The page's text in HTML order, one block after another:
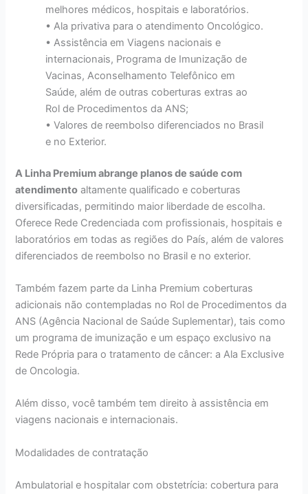
melhores médicos, hospitais e laboratórios.
• Ala privativa para o atendimento Oncológico.
• Assistência em Viagens nacionais e
internacionais, Programa de Imunização de
Vacinas, Aconselhamento Telefônico em
Saúde, além de outras coberturas extras ao
Rol de Procedimentos da ANS;
• Valores de reembolso diferenciados no Brasil
e no Exterior.
A Linha Premium abrange planos de saúde com
atendimento altamente qualificado e coberturas
diversificadas, permitindo maior liberdade de escolha.
Oferece Rede Credenciada com profissionais, hospitais e
laboratórios em todas as regiões do País, além de valores
diferenciados de reembolso no Brasil e no exterior.
Também fazem parte da Linha Premium coberturas
adicionais não contempladas no Rol de Procedimentos da
ANS (Agência Nacional de Saúde Suplementar), tais como
um programa de imunização e um espaço exclusivo na
Rede Própria para o tratamento de câncer: a Ala Exclusive
de Oncologia.
Além disso, você também tem direito à assistência em
viagens nacionais e internacionais.
Modalidades de contratação
Ambulatorial e hospitalar com obstetrícia: cobertura para